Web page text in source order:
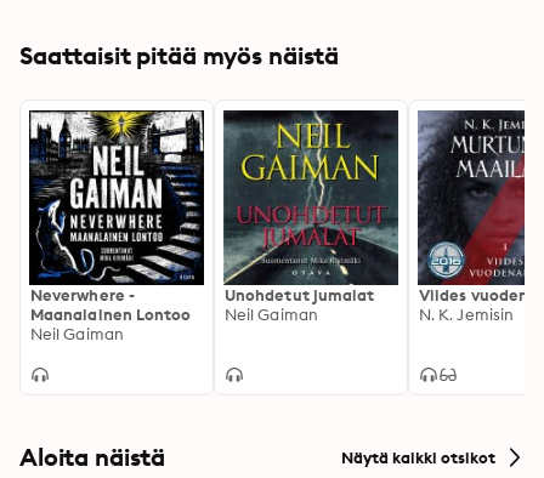
Saattaisit pitää myös näistä
Neverwhere -
Maanalainen Lontoo
Neil Gaiman
Unohdetut jumalat
Neil Gaiman
Viides
N. K. Jemisin
Aloita näistä Näytä kaikki otsikot